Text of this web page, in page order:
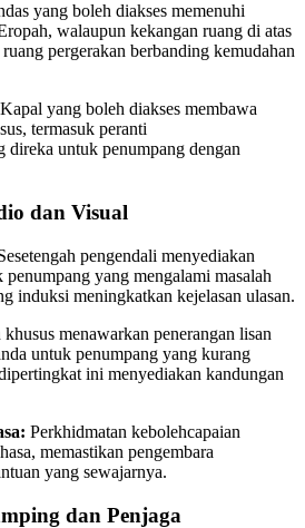
yang boleh diakses memenuhi
walaupun kekangan ruang di atas
pergerakan berbanding kemudahan
Kapal yang boleh diakses membawa
termasuk peranti
direka untuk penumpang dengan
dan Visual
pengendali menyediakan
yang mengalami masalah
induksi meningkatkan kejelasan ulasan.
menawarkan penerangan lisan
untuk penumpang yang kurang
ini menyediakan kandungan
Perkhidmatan kebolehcapaian
memastikan pengembara
yang sewajarnya.
dan Penjaga